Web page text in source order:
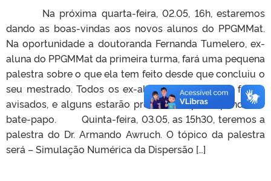
Na próxima quarta-feira, 02.05, 16h, estaremos
dando as boas-vindas aos novos alunos do PPGMMat.
Na oportunidade a doutoranda Fernanda Tumelero, ex-
aluna do PPGMMat da primeira turma, fará uma pequena
palestra sobre o que ela tem feito desde que concluiu o
seu mestrado. Todos os ex-alunos do Programa foram
avisados, e alguns estarão presentes e participando do
bate-papo. Quinta-feira, 03.05, as 15h30, teremos a
palestra do Dr. Armando Awruch. O tópico da palestra
será – Simulação Numérica da Dispersão […]